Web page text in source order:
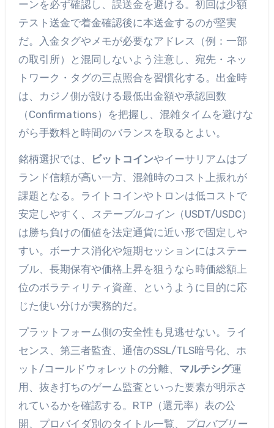
ーンを必ず確認し、誤送金を避ける。初回は少額
テスト送金で着金確認後に本送金するのが堅実
だ。入金タグやメモが必要なアドレス（例：一部
の取引所）と混同しないよう注意し、宛先・ネッ
トワーク・タグの三点照合を習慣化する。出金時
は、カジノ側が設ける最低出金額や承認回数
（Confirmations）を把握し、混雑タイムを避けな
がら手数料と時間のバランスを取るとよい。
銘柄選択では、 ビットコインやイーサリアムはブ
ランド信頼が高い一方、混雑時のコスト上振れが
課題となる。ライトコインやトロンは低コストで
安定しやすく、 ステーブルコイン（USDT/USDC）
は勝ち負けの価値を法定通貨に近い形で固定しや
すい。ボーナス消化や短期セッションにはステー
ブル、長期保有や価格上昇を狙うなら時価総額上
位のボラティリティ資産、というように目的に応
じた使い分けが実務的だ。
プラットフォーム側の安全性も見逃せない。ライ
センス、第三者監査、通信のSSL/TLS暗号化、ホ
ット/コールドウォレットの分離、 マルチシグ運
用、抜き打ちのゲーム監査といった要素が明示さ
れているかを確認する。RTP（還元率）表の公
開、プロバイダ別のタイトル一覧、
プロバブリー